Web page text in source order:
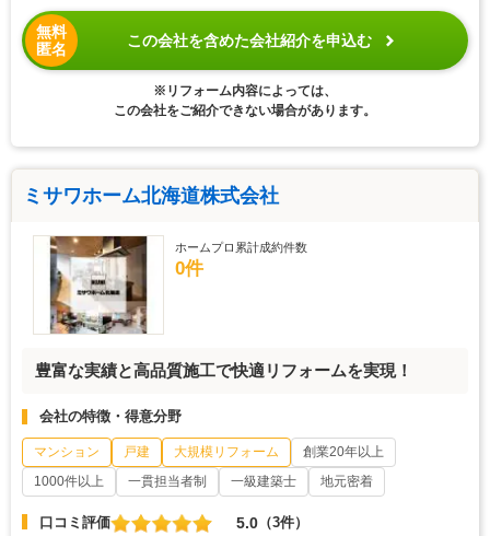
無料
匿名
この会社を含めた会社紹介を申込む
※リフォーム内容によっては、
この会社をご紹介できない場合があります。
ミサワホーム北海道株式会社
ホームプロ累計成約件数
0件
豊富な実績と高品質施工で快適リフォームを実現！
会社の特徴・得意分野
マンション 戸建 大規模リフォーム
創業20年以上
1000件以上
一貫担当者制 一級建築士 地元密着
口コミ評価 5.0 （3件）